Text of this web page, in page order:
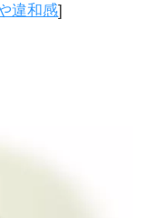
違和感]